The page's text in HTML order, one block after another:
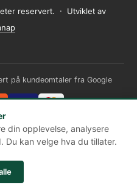
reservert. · Utviklet av
på kundeomtaler fra Google
VISA
Klarna og Vipps
din opplevelse, analysere
Du kan velge hva du tillater.